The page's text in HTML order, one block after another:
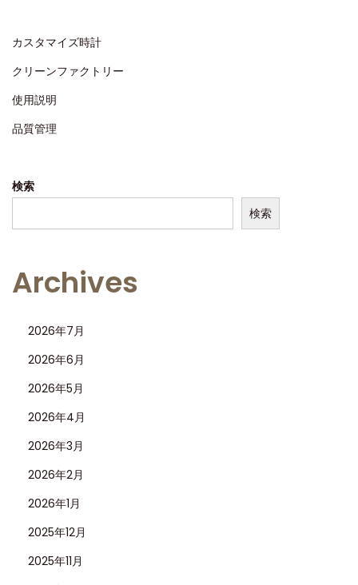
n
0
4
カスタマイズ時計
クリーンファクトリー
使用説明
品質管理
検索
検索
Archives
2026年7月
2026年6月
2026年5月
2026年4月
2026年3月
2026年2月
2026年1月
2025年12月
2025年11月